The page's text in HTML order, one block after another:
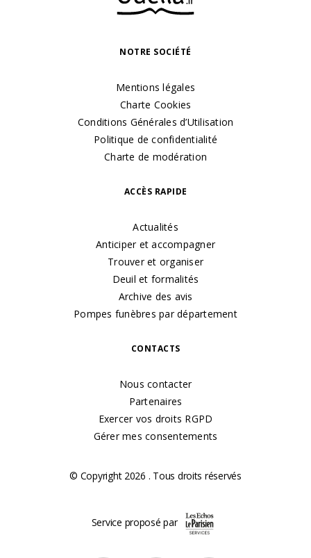
NOTRE SOCIÉTÉ
Mentions légales
Charte Cookies
Conditions Générales d’Utilisation
Politique de confidentialité
Charte de modération
ACCÈS RAPIDE
Actualités
Anticiper et accompagner
Trouver et organiser
Deuil et formalités
Archive des avis
Pompes funèbres par département
CONTACTS
Nous contacter
Partenaires
Exercer vos droits RGPD
Gérer mes consentements
© Copyright 2026 . Tous droits réservés
Service proposé par